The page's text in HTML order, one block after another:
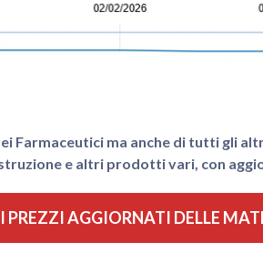
Farmaceutici ma anche di tutti gli
e altri prodotti vari, con
PREZZI AGGIORNATI DELLE